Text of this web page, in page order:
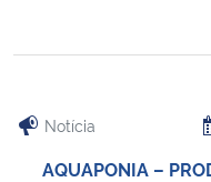
Notícia
AQUAPONIA –